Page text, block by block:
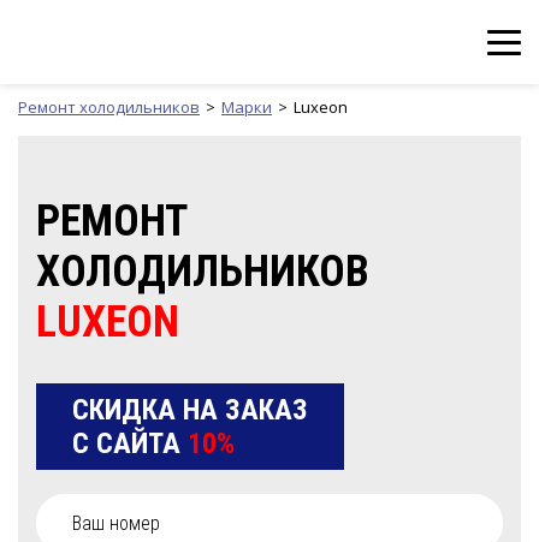
Ремонт холодильников Марки Luxeon
РЕМОНТ
ХОЛОДИЛЬНИКОВ
LUXEON
СКИДКА НА ЗАКАЗ
С САЙТА 10%